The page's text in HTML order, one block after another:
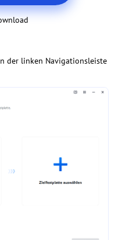
der linken Navigationsleiste